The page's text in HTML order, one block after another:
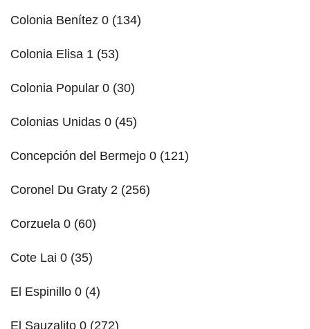
Colonia Benítez 0 (134)
Colonia Elisa 1 (53)
Colonia Popular 0 (30)
Colonias Unidas 0 (45)
Concepción del Bermejo 0 (121)
Coronel Du Graty 2 (256)
Corzuela 0 (60)
Cote Lai 0 (35)
El Espinillo 0 (4)
El Sauzalito 0 (272)